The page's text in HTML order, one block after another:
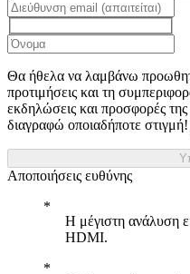
Θα ήθελα να λαμβάνω
προτιμήσεις και τη
εκδηλώσεις και προσφορές
διαγραφώ οποιαδήποτε στιγμή!
Αποποιήσεις ευθύνης
Η μέγιστη ανάλυση
HDMI.